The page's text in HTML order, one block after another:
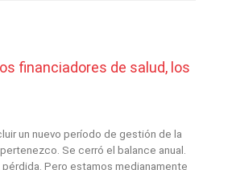
financiadores de salud, los
un nuevo período de gestión de la
Se cerró el balance anual.
Pero estamos medianamente